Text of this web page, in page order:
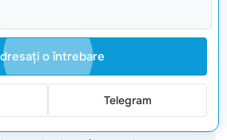
C# în jocurile mobile?
dejocuri mobilefolosesc C# prin
inteligența artificială?Jocuri
Us
folosesc AI pentru a crea
o întrebare
Telegram